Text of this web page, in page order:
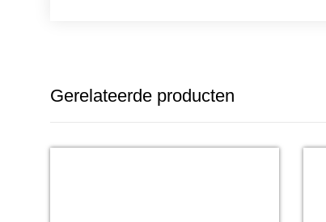
Gerelateerde producten